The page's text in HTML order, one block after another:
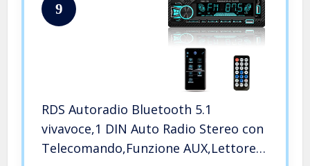
9
RDS Autoradio Bluetooth 5.1
vivavoce,1 DIN Auto Radio Stereo con
Telecomando,Funzione AUX,Lettore